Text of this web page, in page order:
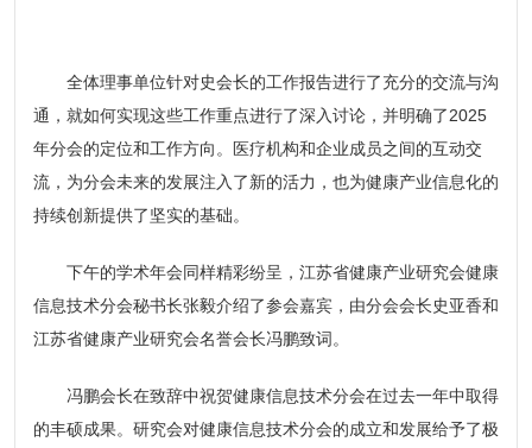
全体理事单位针对史会长的工作报告进行了充分的交流与沟
通，就如何实现这些工作重点进行了深入讨论，并明确了2025
年分会的定位和工作方向。医疗机构和企业成员之间的互动交
流，为分会未来的发展注入了新的活力，也为健康产业信息化的
持续创新提供了坚实的基础。
下午的学术年会同样精彩纷呈，江苏省健康产业研究会健康
信息技术分会秘书长张毅介绍了参会嘉宾，由分会会长史亚香和
江苏省健康产业研究会名誉会长冯鹏致词。
冯鹏会长在致辞中祝贺健康信息技术分会在过去一年中取得
的丰硕成果。研究会对健康信息技术分会的成立和发展给予了极